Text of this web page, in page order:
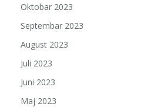
Oktobar 2023
Septembar 2023
August 2023
Juli 2023
Juni 2023
Maj 2023